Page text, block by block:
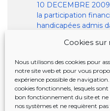
Cookies
Nous utilisons des cookies pour
notre site web et pour vous
expérience possible de
cookies fonctionnels, lesquels
bon fonctionnement du site et ne
nos systèmes et ne requièrent
10 DECEMBRE
la participation
handicapées admis
communautaire
Services d'aide à domicile
Services de garde à
Aides à la mobilité